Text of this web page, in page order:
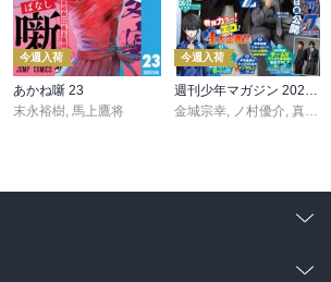
今週入荷
あかね噺 23
末永裕樹, 馬上鷹将
今週入荷
週刊少年マガジン 2026年36・37号[2026年8月5日発売]
金城宗幸, ノ村優介, 真島ヒロ